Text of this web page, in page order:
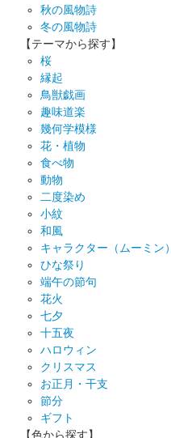
秋の風物詩
冬の風物詩
【テーマから探す】
桜
縁起
鳥獣戯画
趣味道楽
幾何学模様
花・植物
食べ物
動物
二度染め
小紋
和風
キャラクター（ムーミン）
ひな祭り
端午の節句
花火
七夕
十五夜
ハロウィン
クリスマス
お正月・干支
節分
ギフト
【色から探す】